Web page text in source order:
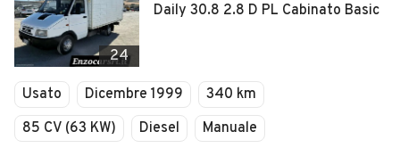
24
Daily 30.8 2.8 D PL Cabinato Basic
Usato Dicembre 1999
340 km
85 CV (63 KW)
Diesel Manuale